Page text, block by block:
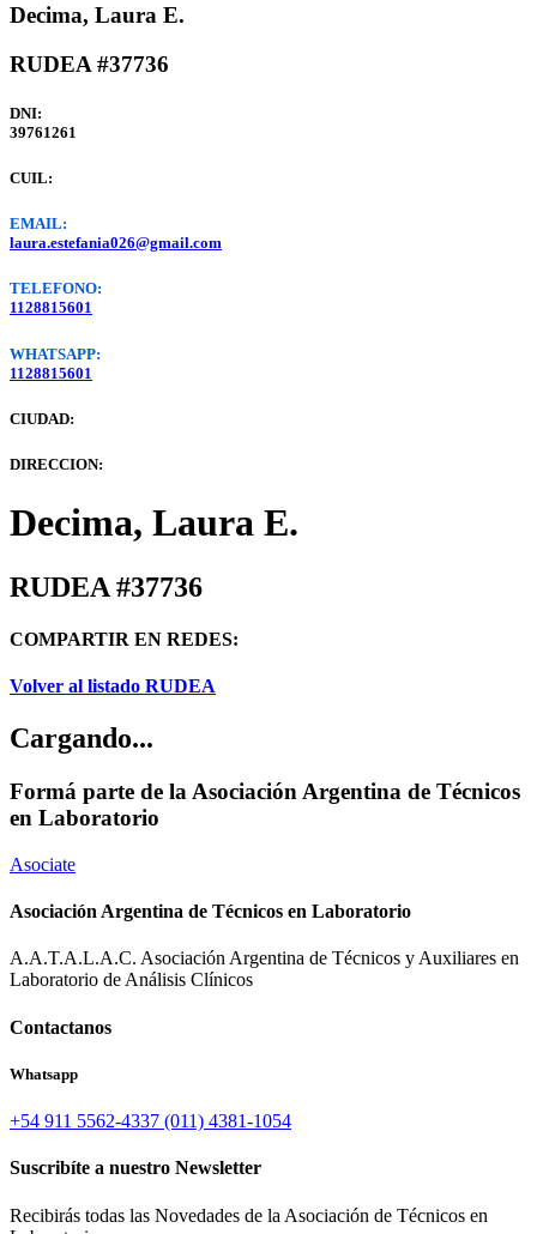
Decima, Laura E.
RUDEA #37736
DNI:
39761261
CUIL:
EMAIL:
laura.estefania026@gmail.com
TELEFONO:
1128815601
WHATSAPP:
1128815601
CIUDAD:
DIRECCION:
Decima, Laura E.
RUDEA #37736
COMPARTIR EN REDES:
Volver al listado RUDEA
Cargando...
Formá parte de la Asociación Argentina de Técnicos
en Laboratorio
Asociate
Asociación Argentina de Técnicos en Laboratorio
A.A.T.A.L.A.C. Asociación Argentina de Técnicos y Auxiliares en
Laboratorio de Análisis Clínicos
Contactanos
Whatsapp
+54 911 5562-4337 (011) 4381-1054
Suscribíte a nuestro Newsletter
Recibirás todas las Novedades de la Asociación de Técnicos en